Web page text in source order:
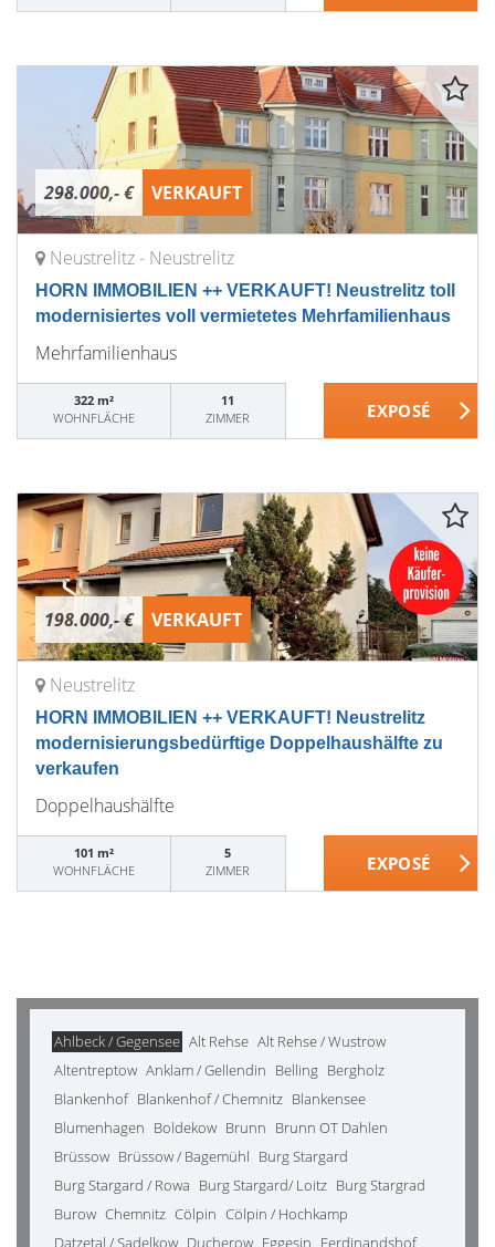
298.000,- € VERKAUFT
Neustrelitz - Neustrelitz
HORN IMMOBILIEN ++ VERKAUFT! Neustrelitz toll
modernisiertes voll vermietetes Mehrfamilienhaus
Mehrfamilienhaus
322 m²
WOHNFLÄCHE
11
ZIMMER
198.000,- € VERKAUFT
Neustrelitz
HORN IMMOBILIEN ++ VERKAUFT! Neustrelitz
modernisierungsbedürftige Doppelhaushälfte zu
verkaufen
Doppelhaushälfte
101 m²
WOHNFLÄCHE
5
ZIMMER
Ahlbeck / Gegensee Alt Rehse Alt Rehse / Wustrow
Altentreptow Anklam / Gellendin Belling Bergholz
Blankenhof Blankenhof / Chemnitz Blankensee
Blumenhagen Boldekow Brunn Brunn OT Dahlen
Brüssow Brüssow / Bagemühl Burg Stargard
Burg Stargard / Rowa Burg Stargard/ Loitz Burg Stargrad
Burow Chemnitz Cölpin Cölpin / Hochkamp
Datzetal / Sadelkow Ducherow Eggesin Ferdinandshof